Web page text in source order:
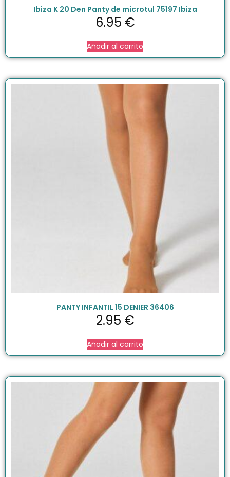
Ibiza K 20 Den Panty de microtul 75197 Ibiza
6.95 €
Añadir al carrito
PANTY INFANTIL 15 DENIER 36406
2.95 €
Añadir al carrito